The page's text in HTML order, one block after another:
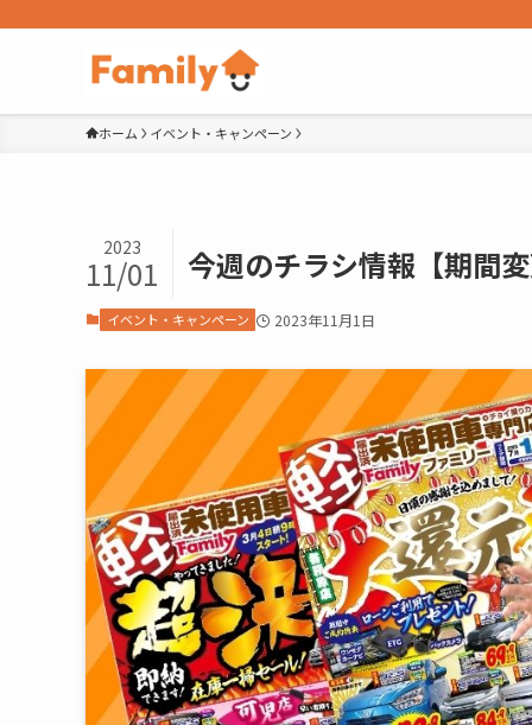
ホーム イベント・キャンペーン
今週のチラシ情報【期間
2023
11/01
イベント・キャンペーン 2023年11月1日